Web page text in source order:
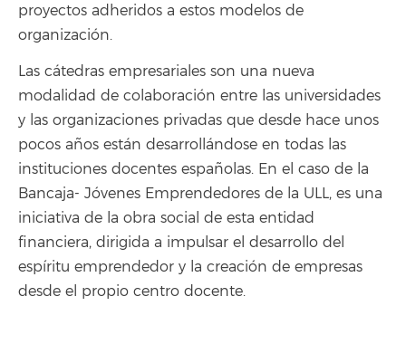
proyectos adheridos a estos modelos de
organización.
Las cátedras empresariales son una nueva
modalidad de colaboración entre las universidades
y las organizaciones privadas que desde hace unos
pocos años están desarrollándose en todas las
instituciones docentes españolas. En el caso de la
Bancaja- Jóvenes Emprendedores de la ULL, es una
iniciativa de la obra social de esta entidad
financiera, dirigida a impulsar el desarrollo del
espíritu emprendedor y la creación de empresas
desde el propio centro docente.